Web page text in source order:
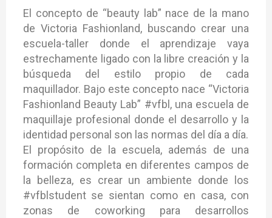
El concepto de “beauty lab” nace de la mano
de Victoria Fashionland, buscando crear una
escuela-taller donde el aprendizaje vaya
estrechamente ligado con la libre creación y la
búsqueda del estilo propio de cada
maquillador. Bajo este concepto nace “Victoria
Fashionland Beauty Lab” #vfbl, una escuela de
maquillaje profesional donde el desarrollo y la
identidad personal son las normas del día a día.
El propósito de la escuela, además de una
formación completa en diferentes campos de
la belleza, es crear un ambiente donde los
#vfblstudent se sientan como en casa, con
zonas de coworking para desarrollos